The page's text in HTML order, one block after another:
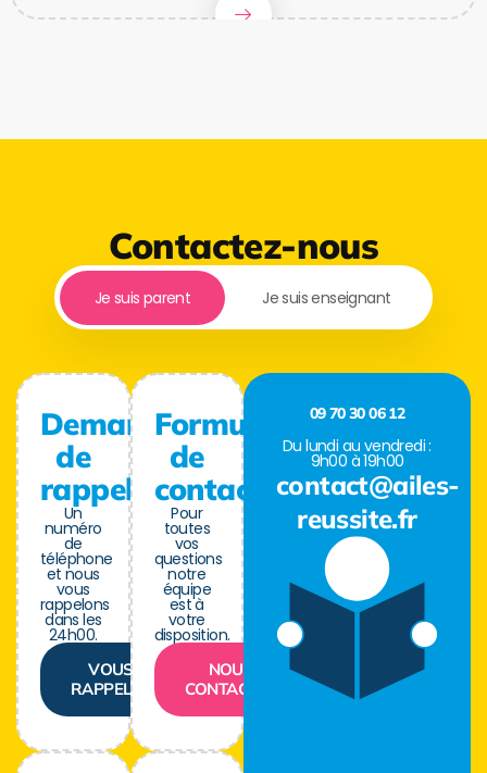
Contactez-nous
Je suis parent Je suis enseignant
Demande
de
rappel
Un
numéro
de
téléphone
et nous
vous
rappelons
dans les
24h00.
VOUS
RAPPELER
Formulaire
de
contact
Pour
toutes
vos
questions
notre
équipe
est à
votre
disposition.
NOUS
CONTACTER
09 70 30 06 12
Du lundi au vendredi :
9h00 à 19h00
contact@ailes-
reussite.fr